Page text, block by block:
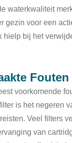
waterkwaliteit
gezin voor een
hielp bij het
Fouten
voorkomende
is het negeren
Veel filters
van